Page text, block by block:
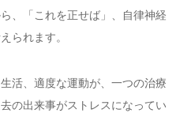
、「これを正せば」、自律神経
られます。
活、適度な運動が、一つの治療
の出来事がストレスになってい